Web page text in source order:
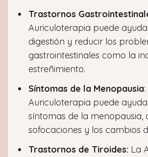
Trastornos
Auriculoterapia puede
digestión y reducir los
gastrointestinales como la
estreñimiento.
Síntomas de la Menopausia
Auriculoterapia puede
síntomas de la menopausia,
sofocaciones y los cambios
Trastornos de Tiroides: La